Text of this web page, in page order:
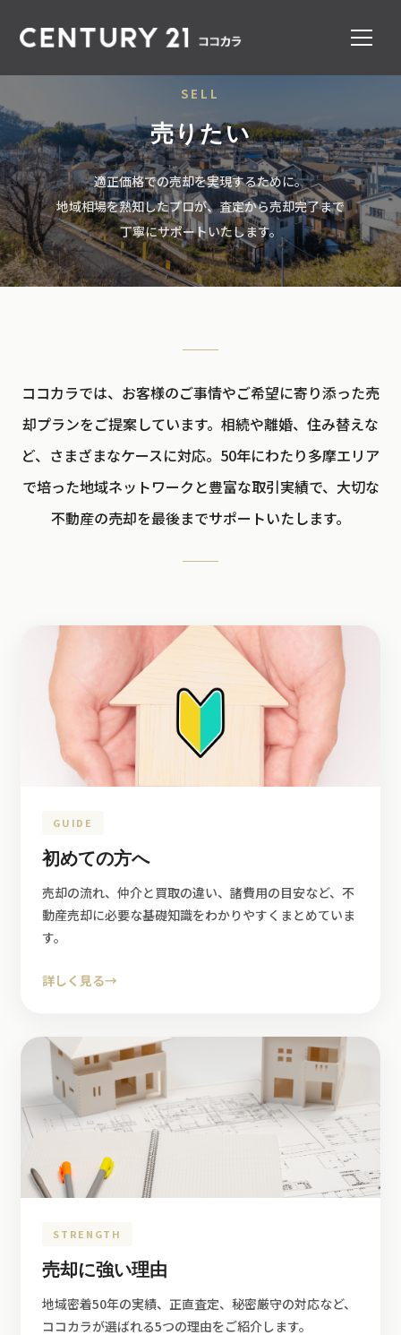
SELL
売りたい
適正価格での売却を実現するために。
地域相場を熟知したプロが、査定から売却完了まで
丁寧にサポートいたします。
ココカラでは、お客様のご事情やご希望に寄り添った売
却プランをご提案しています。相続や離婚、住み替えな
ど、さまざまなケースに対応。50年にわたり多摩エリア
で培った地域ネットワークと豊富な取引実績で、大切な
不動産の売却を最後までサポートいたします。
GUIDE
初めての方へ
売却の流れ、仲介と買取の違い、諸費用の目安など、不
動産売却に必要な基礎知識をわかりやすくまとめていま
す。
詳しく見る→
STRENGTH
売却に強い理由
地域密着50年の実績、正直査定、秘密厳守の対応など、
ココカラが選ばれる5つの理由をご紹介します。